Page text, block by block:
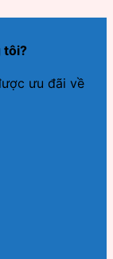
tôi?
ưu đãi về